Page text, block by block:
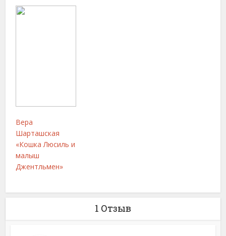
Вера
Шарташская
«Кошка Люсиль и
малыш
Джентльмен»
1 Отзыв